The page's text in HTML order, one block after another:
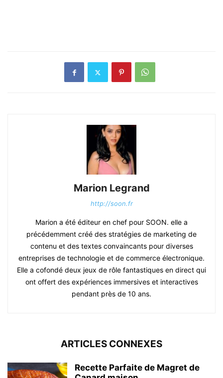
Marion Legrand
http://soon.fr
Marion a été éditeur en chef pour SOON. elle a
précédemment créé des stratégies de marketing de
contenu et des textes convaincants pour diverses
entreprises de technologie et de commerce électronique.
Elle a cofondé deux jeux de rôle fantastiques en direct qui
ont offert des expériences immersives et interactives
pendant près de 10 ans.
ARTICLES CONNEXES
Recette Parfaite de Magret de